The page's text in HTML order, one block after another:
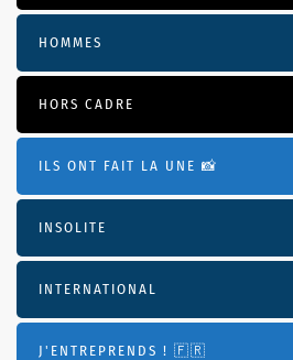
HOMMES
HORS CADRE
ILS ONT FAIT LA UNE 📸
INSOLITE
INTERNATIONAL
J'ENTREPRENDS ! 🇫🇷